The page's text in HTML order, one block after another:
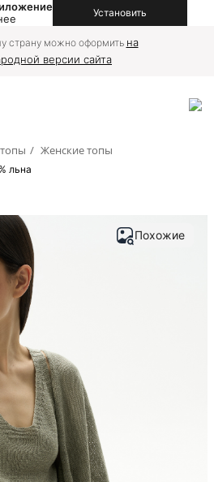
Установить
страну можно оформить на
версии сайта
/ Женские топы
льна
Похожие